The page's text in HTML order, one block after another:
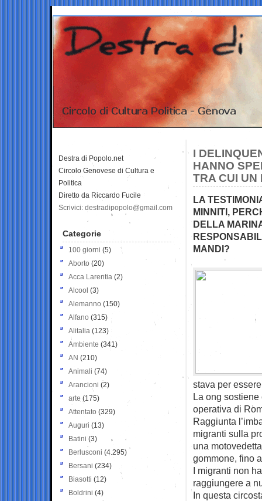
I
HANNO
TRA CUI UN
LA
MINNITI,
DELLA
MANDI?
stava per
La ong
operativa di
Raggiunta
migranti sulla
una
gommone, fino
I migranti non
raggiungere a
In questa
Destra di Popolo.net
Circolo Genovese di Cultura e
Politica
Diretto da Riccardo Fucile
Scrivici: destradipopolo@gmail.com
Categorie
100 giorni (5)
Aborto (20)
Acca Larentia (2)
Alcool (3)
Alemanno (150)
Alfano (315)
Alitalia (123)
Ambiente (341)
AN (210)
Animali (74)
Arancioni (2)
arte (175)
Attentato (329)
Auguri (13)
Batini (3)
Berlusconi (4.295)
Bersani (234)
Biasotti (12)
Boldrini (4)